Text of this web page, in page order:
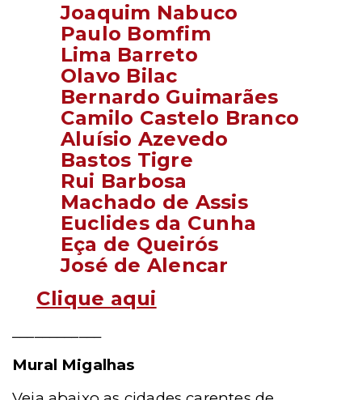
Joaquim Nabuco
Paulo Bomfim
Lima Barreto
Olavo Bilac
Bernardo Guimarães
Camilo Castelo Branco
Aluísio Azevedo
Bastos Tigre
Rui Barbosa
Machado de Assis
Euclides da Cunha
Eça de Queirós
José de Alencar
Clique aqui
Mural Migalhas